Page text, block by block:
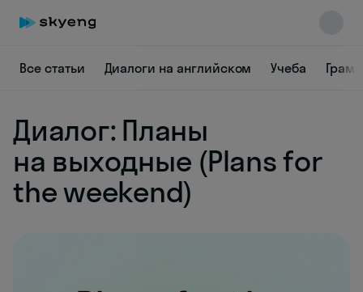
Все статьи Диалоги на английском Учеба
Диалог: Планы
на выходные (Plans for
the weekend)